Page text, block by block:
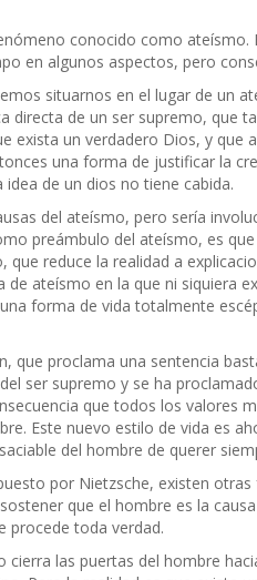
conocido como
en algunos aspectos, pero
situarnos en el lugar de un
directa de un ser supremo, que
exista un verdadero Dios, y que
una forma de justificar la
de un dios no tiene cabida.
del ateísmo, pero sería
preámbulo del ateísmo, es
que reduce la realidad a
ateísmo en la que ni siquiera
forma de vida totalmente
que proclama una sentencia
ser supremo y se ha
que todos los valores
Este nuevo estilo de vida es
del hombre de querer
por Nietzsche, existen
que el hombre es la
procede toda verdad.
las puertas del hombre